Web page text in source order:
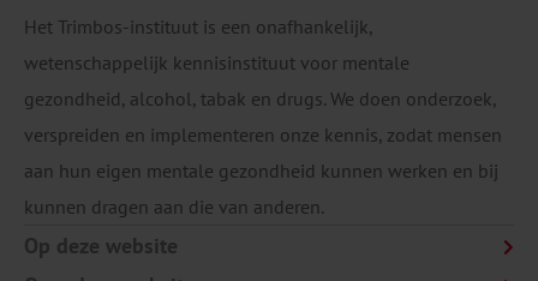
Het Trimbos-instituut is een onafhankelijk,
wetenschappelijk kennisinstituut voor mentale
gezondheid, alcohol, tabak en drugs. We doen onderzoek,
verspreiden en implementeren onze kennis, zodat mensen
aan hun eigen mentale gezondheid kunnen werken en bij
kunnen dragen aan die van anderen.
Op deze website